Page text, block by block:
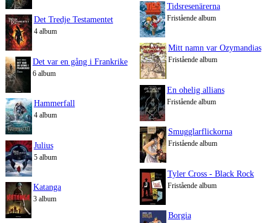
Det Tredje Testamentet
4 album
Det var en gång i Frankrike
6 album
Hammerfall
4 album
Julius
5 album
Katanga
3 album
Tidsresenärerna
Fristående album
Mitt namn var Ozymandias
Fristående album
En ohelig allians
Fristående album
Smugglarflickorna
Fristående album
Tyler Cross - Black Rock
Fristående album
Borgia